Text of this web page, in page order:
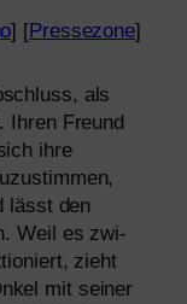
] [Pressezone]
als
Ihren Freund
ihre
lässt den
Weil es zwi­
zieht
mit sei­ner